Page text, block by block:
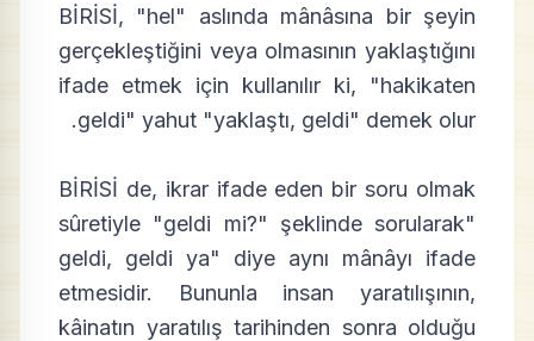
BİRİSİ, "hel" aslında mânâsına bir şeyin
gerçekleştiğini veya olmasının yaklaştığını
ifade etmek için kullanılır ki, "hakikaten
geldi" yahut "yaklaştı, geldi" demek olur.
BİRİSİ de, ikrar ifade eden bir soru olmak
sûretiyle "geldi mi?" şeklinde sorularak"
geldi, geldi ya" diye aynı mânâyı ifade
etmesidir. Bununla insan yaratılışının,
kâinatın yaratılış tarihinden sonra olduğu